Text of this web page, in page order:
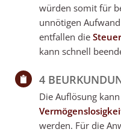
würden somit für
unnötigen
entfallen die
kann schnell
4
Die Auflösung kann
werden. Für die